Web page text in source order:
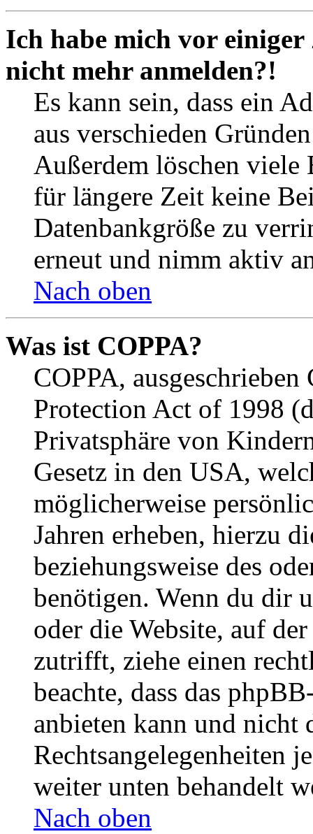
Ich habe mich vor
nicht mehr anmelden?!
Es kann sein, dass ein
aus verschieden
Außerdem löschen viele
für längere Zeit keine
Datenbankgröße zu
erneut und nimm aktiv
Nach oben
Was ist COPPA?
COPPA,
Protection Act of 1998
Privatsphäre von
Gesetz in den USA,
möglicherweise
Jahren erheben, hierzu
beziehungsweise des
benötigen. Wenn du dir
oder die Website, auf
zutrifft, ziehe einen
beachte, dass das
anbieten kann und nicht
Rechtsangelegenheiten
weiter unten behandelt
Nach oben